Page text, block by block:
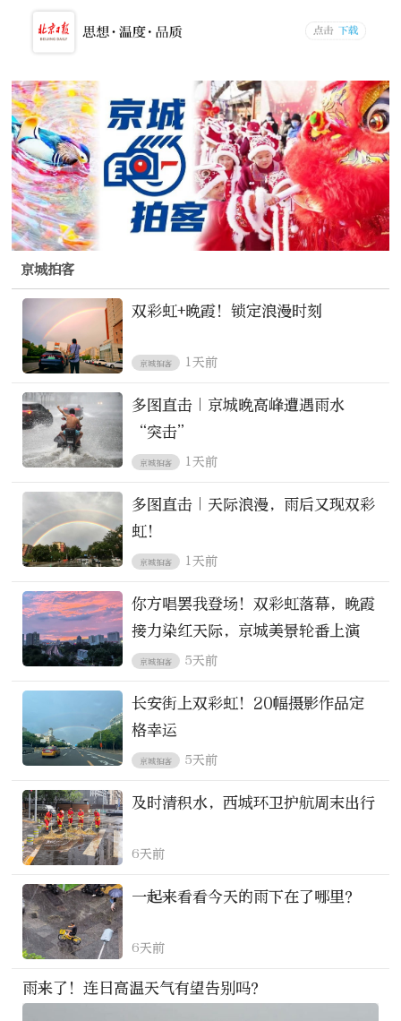
京城拍客
双彩虹+晚霞！锁定浪漫时刻
京城拍客 1天前
多图直击｜京城晚高峰遭遇雨水
“突击”
京城拍客 1天前
多图直击｜天际浪漫，雨后又现双彩
虹！
京城拍客 1天前
你方唱罢我登场！双彩虹落幕，晚霞
接力染红天际，京城美景轮番上演
京城拍客 5天前
长安街上双彩虹！20幅摄影作品定
格幸运
京城拍客 5天前
及时清积水，西城环卫护航周末出行
6天前
一起来看看今天的雨下在了哪里？
6天前
雨来了！连日高温天气有望告别吗？